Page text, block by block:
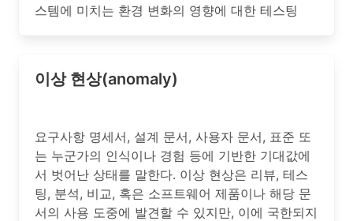
스템에 미치는 환경 변화의 영향에 대한 테스팅
이상 현상(anomaly)
요구사항 명세서, 설계 문서, 사용자 문서, 표준 또
는 누군가의 인식이나 경험 등에 기반한 기대값에
서 벗어난 상태를 말한다. 이상 현상은 리뷰, 테스
팅, 분석, 비교, 혹은 소프트웨어 제품이나 해당 문
서의 사용 도중에 발견할 수 있지만, 이에 국한되지